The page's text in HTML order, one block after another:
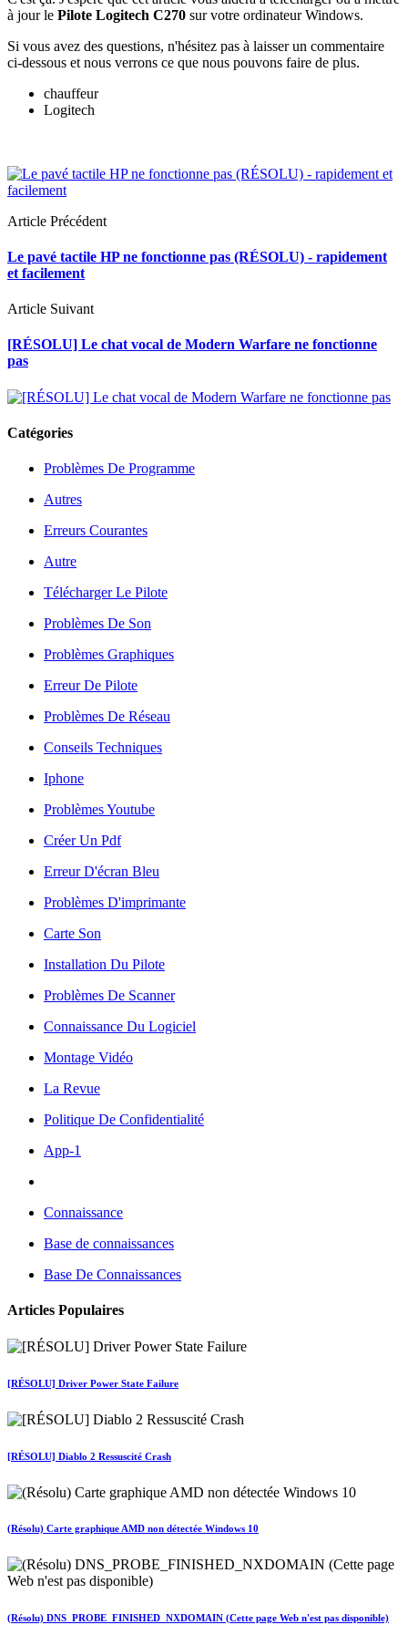
à jour le Pilote Logitech C270 sur votre ordinateur Windows.
Si vous avez des questions, n'hésitez pas à laisser un commentaire
ci-dessous et nous verrons ce que nous pouvons faire de plus.
chauffeur
Logitech
Article Précédent
Le pavé tactile HP ne fonctionne pas (RÉSOLU) - rapidement
et facilement
Article Suivant
[RÉSOLU] Le chat vocal de Modern Warfare ne fonctionne
pas
Catégories
Problèmes De Programme
Autres
Erreurs Courantes
Autre
Télécharger Le Pilote
Problèmes De Son
Problèmes Graphiques
Erreur De Pilote
Problèmes De Réseau
Conseils Techniques
Iphone
Problèmes Youtube
Créer Un Pdf
Erreur D'écran Bleu
Problèmes D'imprimante
Carte Son
Installation Du Pilote
Problèmes De Scanner
Connaissance Du Logiciel
Montage Vidéo
La Revue
Politique De Confidentialité
App-1
Connaissance
Base de connaissances
Base De Connaissances
Articles Populaires
[RÉSOLU] Driver Power State Failure
[RÉSOLU] Diablo 2 Ressuscité Crash
(Résolu) Carte graphique AMD non détectée Windows 10
(Résolu) DNS_PROBE_FINISHED_NXDOMAIN (Cette page Web n'est pas disponible)